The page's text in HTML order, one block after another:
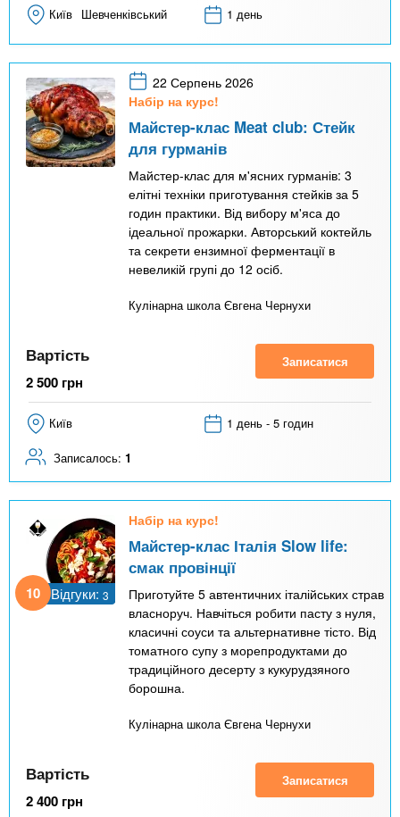
Київ Шевченківський 1 день
22 Серпень 2026
Набір на курс!
Майстер-клас Meat club: Стейк
для гурманів
Майстер-клас для м'ясних гурманів: 3
елітні техніки приготування стейків за 5
годин практики. Від вибору м'яса до
ідеальної прожарки. Авторський коктейль
та секрети ензимної ферментації в
невеликій групі до 12 осіб.
Кулінарна школа Євгена Чернухи
Вартість
2 500 грн
Записатися
Київ 1 день - 5 годин
Записалось: 1
10 Відгуки: 3
Набір на курс!
Майстер-клас Італія Slow life:
смак провінції
Приготуйте 5 автентичних італійських страв
власноруч. Навчіться робити пасту з нуля,
класичні соуси та альтернативне тісто. Від
томатного супу з морепродуктами до
традиційного десерту з кукурудзяного
борошна.
Кулінарна школа Євгена Чернухи
Вартість
2 400 грн
Записатися